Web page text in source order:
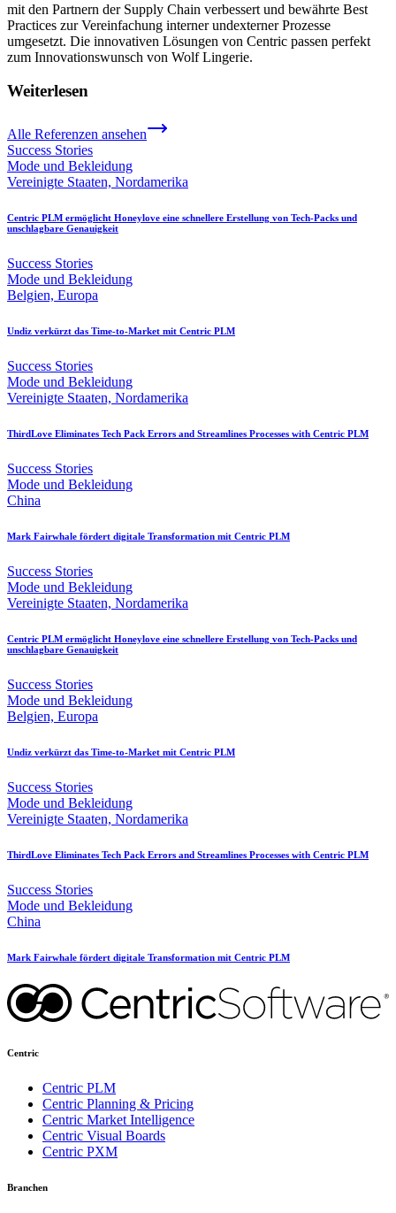
mit den Partnern der Supply Chain verbessert und bewährte Best
Practices zur Vereinfachung interner undexterner Prozesse
umgesetzt. Die innovativen Lösungen von Centric passen perfekt
zum Innovationswunsch von Wolf Lingerie.
Weiterlesen
Alle Referenzen ansehen
Success Stories
Mode und Bekleidung
Vereinigte Staaten, Nordamerika
Centric PLM ermöglicht Honeylove eine schnellere Erstellung von Tech-Packs und
unschlagbare Genauigkeit
Success Stories
Mode und Bekleidung
Belgien, Europa
Undiz verkürzt das Time-to-Market mit Centric PLM
Success Stories
Mode und Bekleidung
Vereinigte Staaten, Nordamerika
ThirdLove Eliminates Tech Pack Errors and Streamlines Processes with Centric PLM
Success Stories
Mode und Bekleidung
China
Mark Fairwhale fördert digitale Transformation mit Centric PLM
Success Stories
Mode und Bekleidung
Vereinigte Staaten, Nordamerika
Centric PLM ermöglicht Honeylove eine schnellere Erstellung von Tech-Packs und
unschlagbare Genauigkeit
Success Stories
Mode und Bekleidung
Belgien, Europa
Undiz verkürzt das Time-to-Market mit Centric PLM
Success Stories
Mode und Bekleidung
Vereinigte Staaten, Nordamerika
ThirdLove Eliminates Tech Pack Errors and Streamlines Processes with Centric PLM
Success Stories
Mode und Bekleidung
China
Mark Fairwhale fördert digitale Transformation mit Centric PLM
Centric
Centric PLM
Centric Planning & Pricing
Centric Market Intelligence
Centric Visual Boards
Centric PXM
Branchen